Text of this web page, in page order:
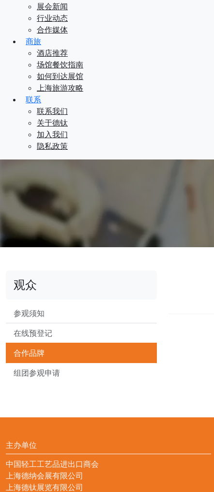
展会新闻
行业动态
合作媒体
商旅
酒店推荐
场馆餐饮指南
如何到达展馆
上海旅游攻略
联系
联系我们
关于德钛
加入我们
隐私政策
观众
参观须知
在线预登记
合作品牌
组团参观申请
主办单位
中国轻工工艺品进出口商会
上海德纳会展有限公司
上海德钛展览有限公司